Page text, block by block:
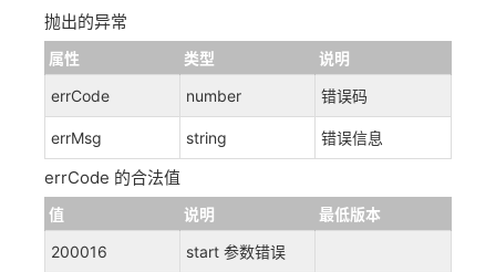
抛出的异常
属性 类型
说明
errCode
number 错误码
errMsg string 错误信息
errCode 的合法值
值 说明
最低版本
200016
start 参数错误